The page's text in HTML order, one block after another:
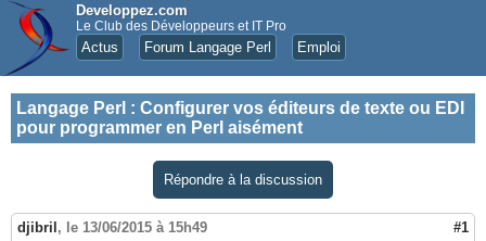
Developpez.com
Le Club des Développeurs et IT Pro
Actus Forum Langage Perl Emploi
Langage Perl : Configurer vos éditeurs de texte ou EDI
pour programmer en Perl aisément
Répondre à la discussion
djibril , le 13/06/2015 à 15h49 #1